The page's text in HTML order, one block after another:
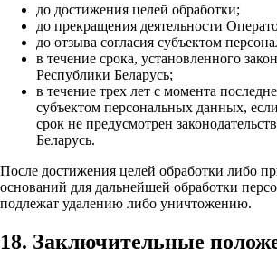
до достижения целей обработки;
до прекращения деятельности
до отзыва согласия субъектом
в течение срока, установленного
Республики Беларусь;
в течение трех лет с момента
субъектом персональных данных,
срок не предусмотрен
Беларусь.
После достижения целей обработки либо
оснований для дальнейшей обработки
подлежат удалению либо уничтожению.
18. Заключительные